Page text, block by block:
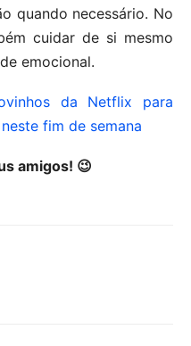
quando necessário. No
cuidar de si mesmo
emocional.
da Netflix para
fim de semana
amigos! 😉